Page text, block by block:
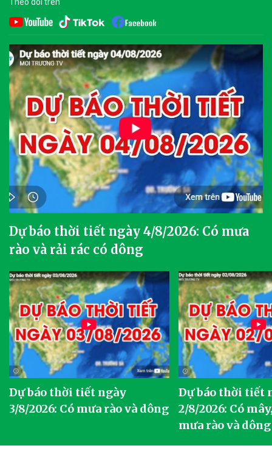
Dự báo thời tiết ngày 4/8/2026: Có mưa
rào và rải rác có dông
Dự báo thời tiết ngày
3/8/2026: Có mưa rào và dông
Dự báo thời tiết
2/8/2026: Có
mưa rào và dông